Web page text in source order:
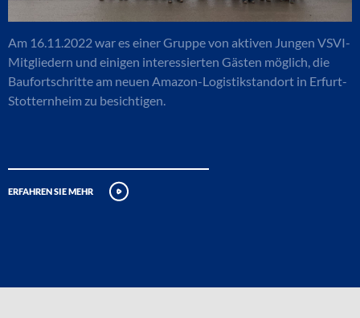
Am 16.11.2022 war es einer Gruppe von aktiven Jungen VSVI-
Mitgliedern und einigen interessierten Gästen möglich, die
Baufortschritte am neuen Amazon-Logistikstandort in Erfurt-
Stotternheim zu besichtigen.
erfahren sie mehr